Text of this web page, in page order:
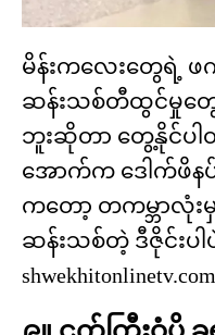
မိန်းကလေးတွေရဲ့
ဆန်းသစ်တီထွင်မှုတွေ
ဘူးဆိုတာ တွေ့နိုင်ပါ
အောက်က ဒေါက်ဖိန
ကတော့ တကမ္ဘာလုံ
ဆန်းသစ်တဲ့ ဒီဇိုင်းပါပဲ
shwekhitonlinetv.com